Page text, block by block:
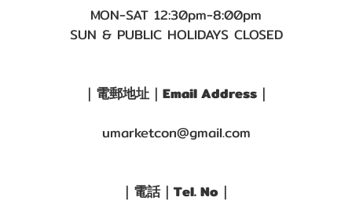
MON-SAT 12:30pm-8:00pm
SUN & PUBLIC HOLIDAYS CLOSED
｜電郵地址｜Email Address｜
umarketcon@gmail.com
｜電話｜Tel. No｜